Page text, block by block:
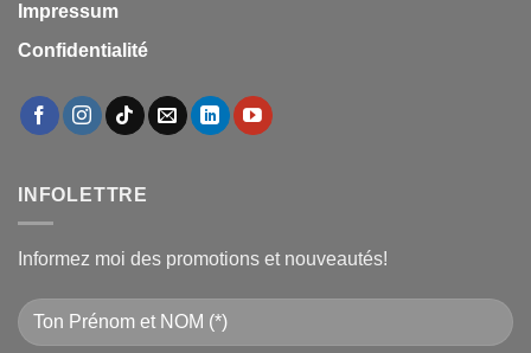
Impressum
Confidentialité
INFOLETTRE
Informez moi des promotions et nouveautés!